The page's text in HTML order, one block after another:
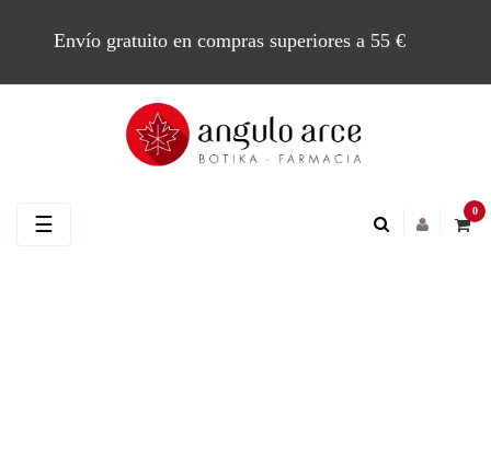
Envío gratuito en compras superiores a 55 €
0
Navegación
☰